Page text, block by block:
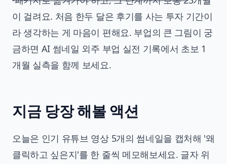
이 걸려요. 처음 한두 달은 후기를 사는 투자 기간이
라 생각하는 게 마음이 편해요. 부업의 큰 그림이 궁
금하면 AI 썸네일 외주 부업 실전 기록에서 초보 1
개월 실측을 함께 보세요.
지금 당장 해볼 액션
오늘은 인기 유튜브 영상 5개의 썸네일을 캡처해 '왜
클릭하고 싶은지'를 한 줄씩 메모해보세요. 글자 위